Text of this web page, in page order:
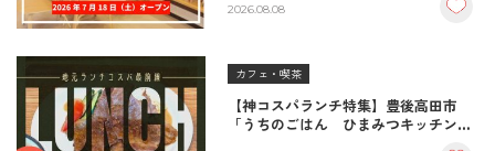
至福の読書空間
2026.08.08
カフェ・喫茶
【神コスパランチ特集】豊後高田市
「うちのごはん ひまみつキッチン」